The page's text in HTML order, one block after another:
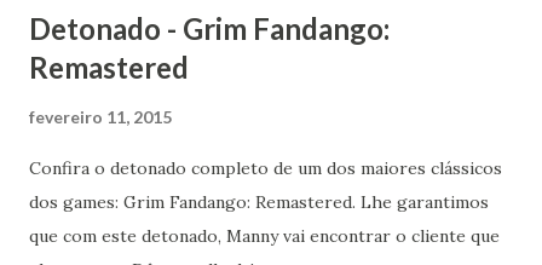
Detonado - Grim Fandango:
Remastered
fevereiro 11, 2015
Confira o detonado completo de um dos maiores clássicos
dos games: Grim Fandango: Remastered. Lhe garantimos
que com este detonado, Manny vai encontrar o cliente que